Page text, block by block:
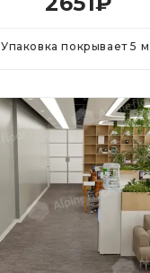
Упаковка покрывает5 м